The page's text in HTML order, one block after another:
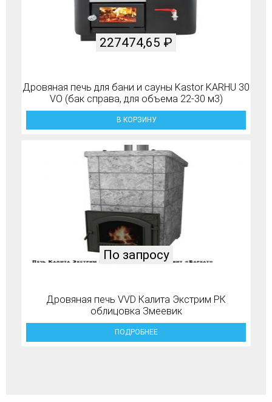
Дровяная печь для бани и сауны Kastor KARHU 30
VO (бак справа, для объема 22-30 м3)
227474,65 ₽
В КОРЗИНУ
Дровяная печь VVD Калита Экстрим РК
облицовка Змеевик
По запросу
ПОДРОБНЕЕ